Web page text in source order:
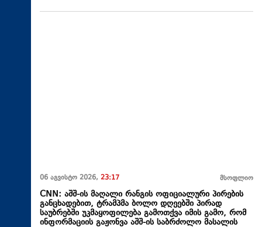
06 აგვისტო 2026, 23:17 მსოფლიო
CNN: აშშ-ის მაღალი რანგის ოფიციალური პირების
განცხადებით, ტრამპმა ბოლო დღეებში პირად
საუბრებში უკმაყოფილება გამოთქვა იმის გამო, რომ
ინფორმაციის გაჟონვა აშშ-ის საბრძოლო მასალის